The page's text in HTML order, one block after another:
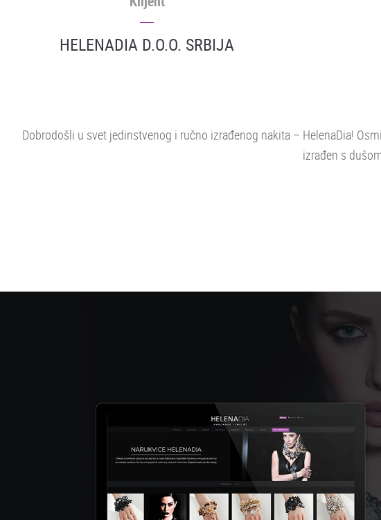
HELENADIA D.O.O. SRBIJA
Dobrodošli u svet jedinstvenog i ručno izrađenog nakita – HelenaDia!
izrađen s